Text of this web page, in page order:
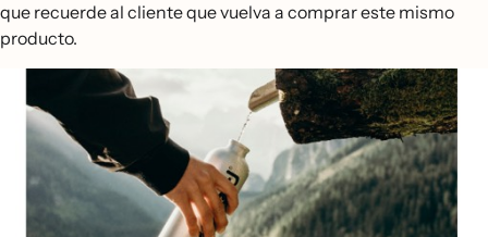
que recuerde al cliente que vuelva a comprar este mismo
producto.